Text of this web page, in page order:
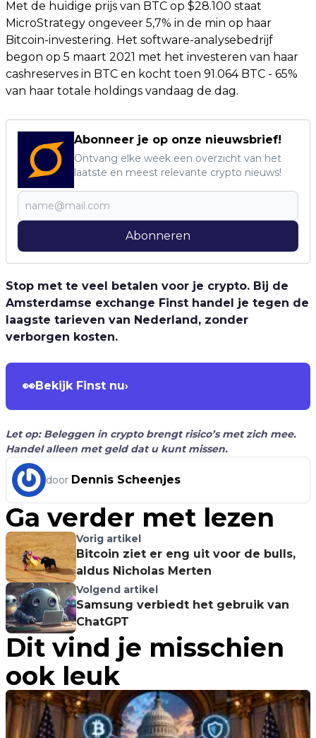
Met de huidige prijs van BTC op $28.100 staat
MicroStrategy ongeveer 5,7% in de min op haar
Bitcoin-investering. Het software-analysebedrijf
begon op 5 maart 2021 met het investeren van haar
cashreserves in BTC en kocht toen 91.064 BTC - 65%
van haar totale holdings vandaag de dag.
Abonneer je op onze nieuwsbrief!
Ontvang elke week een overzicht van het
laatste en meest relevante crypto nieuws!
Abonneren
Stop met te veel betalen voor je crypto. Bij de
Amsterdamse exchange Finst handel je tegen de
laagste tarieven van Nederland, zonder
verborgen kosten.
👀Bekijk Finst nu›
Let op: Beleggen in crypto brengt risico’s met zich mee.
Handel alleen met geld dat u kunt missen.
door Dennis Scheenjes
Ga verder met lezen
Vorig artikel
Bitcoin ziet er eng uit voor de bulls,
aldus Nicholas Merten
Volgend artikel
Samsung verbiedt het gebruik van
ChatGPT
Dit vind je misschien
ook leuk